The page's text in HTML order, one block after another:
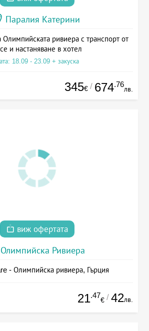
Паралия Катерини
ривиера с транспорт от
и настаняване в хотел
18.09 - 23.09 + закуска
345€ / 674.76
лв.
виж офертата
Олимпийска Ривиера
- Олимпийска ривиера, Гърция
21.47
€ / 42лв.